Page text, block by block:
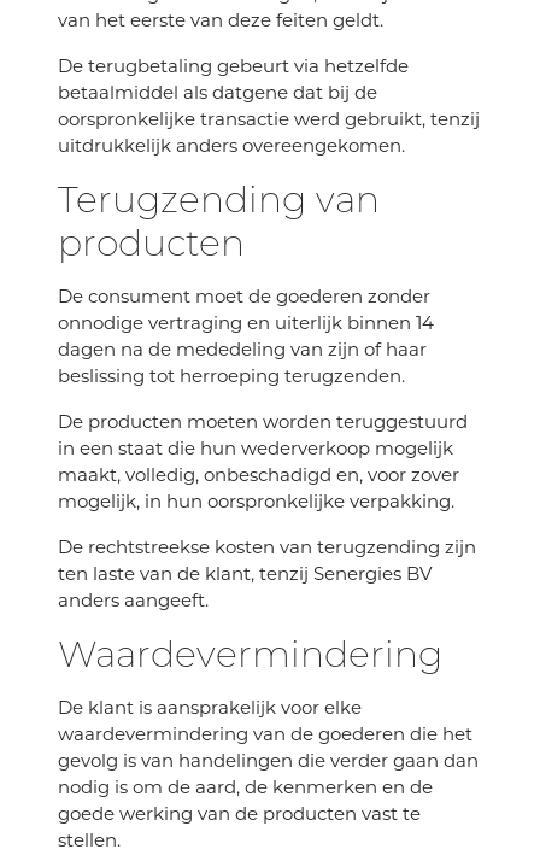
van het eerste van deze feiten geldt.
De terugbetaling gebeurt via hetzelfde
betaalmiddel als datgene dat bij de
oorspronkelijke transactie werd gebruikt, tenzij
uitdrukkelijk anders overeengekomen.
Terugzending van
producten
De consument moet de goederen zonder
onnodige vertraging en uiterlijk binnen 14
dagen na de mededeling van zijn of haar
beslissing tot herroeping terugzenden.
De producten moeten worden teruggestuurd
in een staat die hun wederverkoop mogelijk
maakt, volledig, onbeschadigd en, voor zover
mogelijk, in hun oorspronkelijke verpakking.
De rechtstreekse kosten van terugzending zijn
ten laste van de klant, tenzij Senergies BV
anders aangeeft.
Waardevermindering
De klant is aansprakelijk voor elke
waardevermindering van de goederen die het
gevolg is van handelingen die verder gaan dan
nodig is om de aard, de kenmerken en de
goede werking van de producten vast te
stellen.